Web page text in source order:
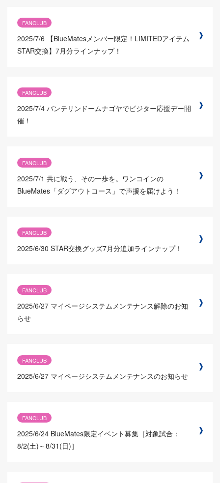
FANCLUB
2025/7/6
【BlueMatesメンバー限定！LIMITEDアイテム
STAR交換】7月分ラインナップ！
FANCLUB
2025/7/4 バンテリンドームナゴヤでビジター応援デー開
催！
FANCLUB
2025/7/1 共に戦う、その一歩を。ワンコインの
BlueMates「ダグアウトコース」で声援を届けよう！
FANCLUB
2025/6/30 STAR交換グッズ7月分追加ラインナップ！
FANCLUB
2025/6/27 マイページシステムメンテナンス解除のお知
らせ
FANCLUB
2025/6/27 マイページシステムメンテナンスのお知らせ
FANCLUB
2025/6/24 BlueMates限定イベント募集［対象試合：
8/2(土)～8/31(日)］